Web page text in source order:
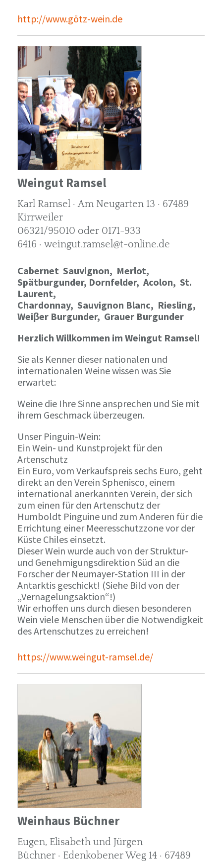
http://www.götz-wein.de
Weingut Ramsel
Karl Ramsel · Am Neugarten 13 · 67489
Kirrweiler
06321/95010 oder 0171-933
6416 · weingut.ramsel@t-online.de
Cabernet Sauvignon, Merlot,
Spätburgunder, Dornfelder, Acolon, St.
Laurent,
Chardonnay, Sauvignon Blanc, Riesling,
Weiβer Burgunder, Grauer Burgunder
Herzlich Willkommen im Weingut Ramsel!
Sie als Kenner dieser nationalen und
internationalen Weine wissen was Sie
erwartet:
Weine die Ihre Sinne ansprechen und Sie mit
ihrem Geschmack überzeugen.
Unser Pinguin-Wein:
Ein Wein- und Kunstprojekt für den
Artenschutz
Ein Euro, vom Verkaufspreis sechs Euro, geht
direkt an den Verein Sphenisco, einem
international anerkannten Verein, der sich
zum einen für den Artenschutz der
Humboldt Pinguine und zum Anderen für die
Errichtung einer Meeresschutzzone vor der
Küste Chiles einsetzt.
Dieser Wein wurde auch von der Struktur-
und Genehmigungsdirektion Süd an die
Forscher der Neumayer-Station III in der
Antarktis geschickt! (Siehe Bild von der
„Vernagelungsaktion“!)
Wir erhoffen uns durch diesen besonderen
Wein viele Menschen über die Notwendigkeit
des Artenschutzes zu erreichen!
https://www.weingut-ramsel.de/
Weinhaus Büchner
Eugen, Elisabeth und Jürgen
Büchner · Edenkobener Weg 14 · 67489